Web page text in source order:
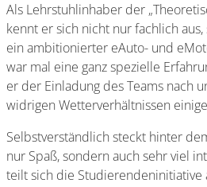
Als Lehrstuhlinhaber der
kennt er sich nicht nur fachlich
ein ambitionierter eAuto- und
war mal eine ganz spezielle
er der Einladung des Teams nach
widrigen Wetterverhältnissen
Selbstverständlich steckt hinter
nur Spaß, sondern auch sehr viel
teilt sich die Studierendeninitiative